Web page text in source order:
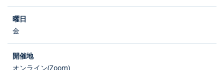
金
オンライン(Zoom)